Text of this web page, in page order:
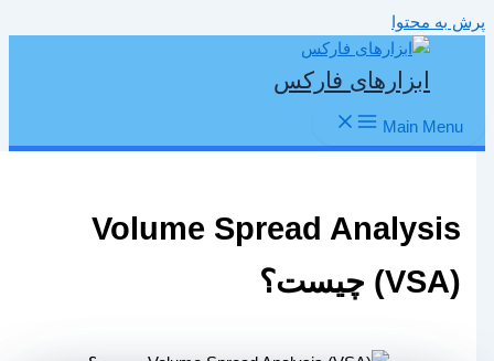
پرش به محتوا
ابزارهای فارکس
Main Menu
Volume Spread Analysis
(VSA) چیست؟